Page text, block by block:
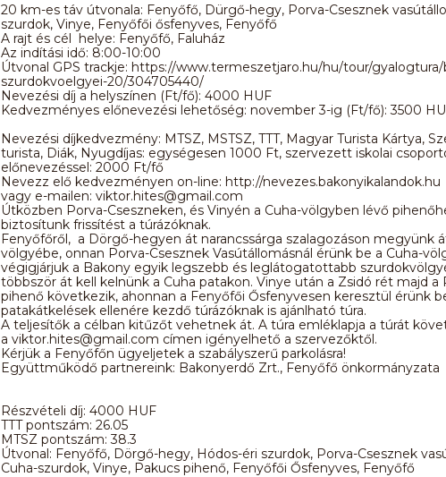
20 km-es táv útvonala: Fenyőfő, Dürgő-hegy, Porva-Csesznek
szurdok, Vinye, Fenyőfői ősfenyves, Fenyőfő
A rajt és cél helye: Fenyőfő, Faluház
Az indítási idő: 8:00-10:00
Útvonal GPS trackje: https://www.termeszetjaro.hu/hu/tour/
szurdokvoelgyei-20/304705440/
Nevezési díj a helyszínen (Ft/fő): 4000 HUF
Kedvezményes előnevezési lehetőség: november 3-ig (Ft/fő): 3500
Nevezési díjkedvezmény: MTSZ, MSTSZ, TTT, Magyar Turista Kártya,
turista, Diák, Nyugdíjas: egységesen 1000 Ft, szervezett iskolai
előnevezéssel: 2000 Ft/fő
Nevezz elő kedvezményen on-line: http://nevezes.bakonyikalandok.hu
vagy e-mailen: viktor.hites@gmail.com
Útközben Porva-Cseszneken, és Vinyén a Cuha-völgyben lévő
biztosítunk frissítést a túrázóknak.
Fenyőfőről, a Dörgő-hegyen át narancssárga szalagozáson megyünk
völgyébe, onnan Porva-Csesznek Vasútállomásnál érünk be a Cuha-
végigjárjuk a Bakony egyik legszebb és leglátogatottabb
többször át kell kelnünk a Cuha patakon. Vinye után a Zsidó rét majd a
pihenő következik, ahonnan a Fenyőfői Ősfenyvesen keresztül érünk
patakátkelések ellenére kezdő túrázóknak is ajánlható túra.
A teljesítők a célban kitűzőt vehetnek át. A túra emléklapja a túrát
a viktor.hites@gmail.com címen igényelhető a szervezőktől.
Kérjük a Fenyőfőn ügyeljetek a szabályszerű parkolásra!
Együttműködő partnereink: Bakonyerdő Zrt., Fenyőfő önkormányzata
Részvételi díj: 4000 HUF
TTT pontszám: 26.05
MTSZ pontszám: 38.3
Útvonal: Fenyőfő, Dörgő-hegy, Hódos-éri szurdok, Porva-Csesznek
Cuha-szurdok, Vinye, Pakucs pihenő, Fenyőfői Ősfenyves, Fenyőfő